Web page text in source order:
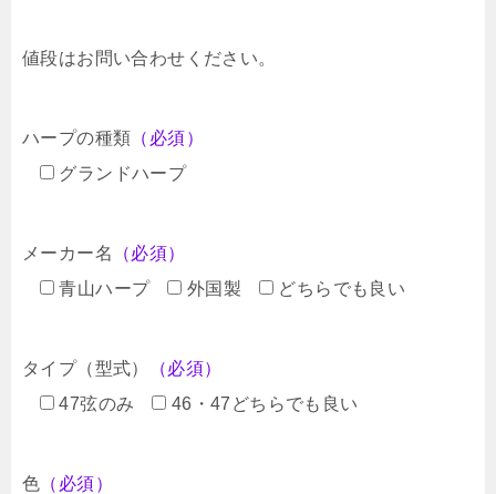
値段はお問い合わせください。
ハープの種類 （必須）
グランドハープ
メーカー名
（必須）
青山ハープ
外国製 どちらでも良い
タイプ（型式）
（必須）
47弦のみ
46・47どちらでも良い
色 （必須）